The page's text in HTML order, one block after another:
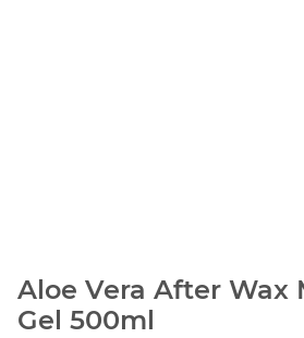
Aloe Vera After Wax
Gel 500ml